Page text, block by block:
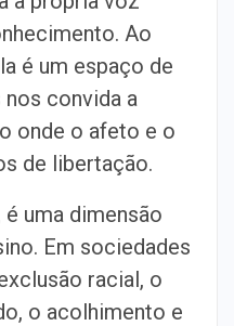
Ao
é um espaço de
convida a
onde o afeto e o
de libertação.
uma dimensão
Em sociedades
racial, o
o acolhimento e